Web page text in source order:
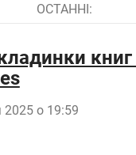
ОСТАННІ:
2025 о 19:59